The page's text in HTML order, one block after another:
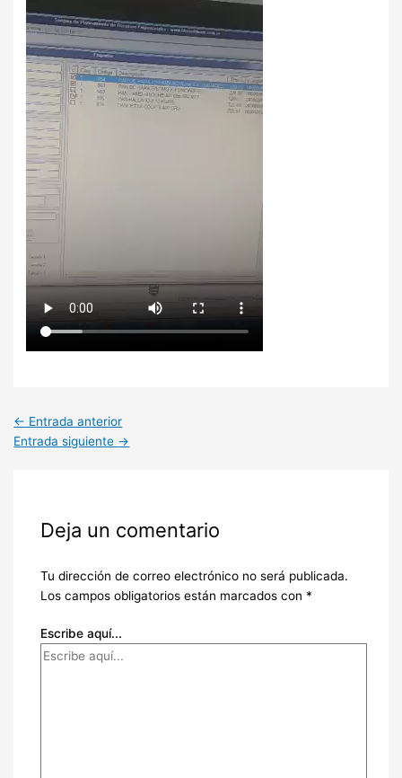
← Entrada anterior
Entrada siguiente →
Deja un comentario
Tu dirección de correo electrónico no será publicada.
Los campos obligatorios están marcados con *
Escribe aquí...